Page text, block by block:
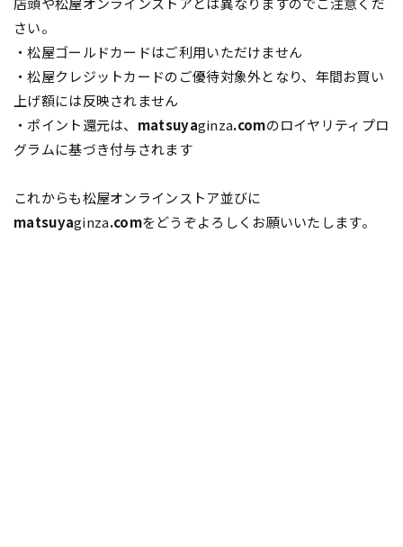
さい。
・松屋ゴールドカードはご利用いただけません
・松屋クレジットカードのご優待対象外となり、年間お買い
上げ額には反映されません
・ポイント還元は、 matsuyaginza.comのロイヤリティプロ
グラムに基づき付与されます
これからも松屋オンラインストア並びに
matsuyaginza.comをどうぞよろしくお願いいたします。